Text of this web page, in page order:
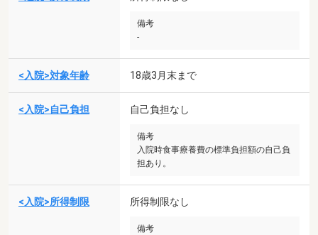
備考
-
<入院>対象年齢 18歳3月末まで
<入院>自己負担 自己負担なし
備考
入院時食事療養費の標準負担額の自己負
担あり。
<入院>所得制限 所得制限なし
備考